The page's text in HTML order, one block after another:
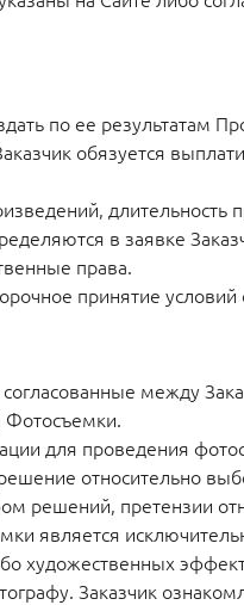
по ее результатам
обязуется
в заявке
права.
принятие
между
Фотосъемки.
для проведения
относительно
решений, претензии
является
художественных
Заказчик